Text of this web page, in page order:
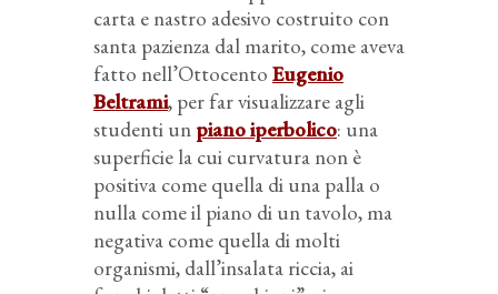
carta e nastro adesivo costruito con
santa pazienza dal marito, come aveva
fatto nell’Ottocento Eugenio
Beltrami, per far visualizzare agli
studenti un piano iperbolico: una
superficie la cui curvatura non è
positiva come quella di una palla o
nulla come il piano di un tavolo, ma
negativa come quella di molti
organismi, dall’insalata riccia, ai